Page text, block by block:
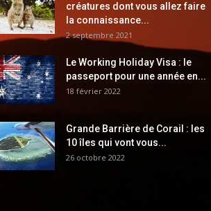
créatures dont vous allez faire
la connaissance...
2 septembre 2021
Le Working Holiday Visa : le
passeport pour une année en...
18 février 2022
Grande Barrière de Corail : les
10 îles qui vont vous...
26 octobre 2022